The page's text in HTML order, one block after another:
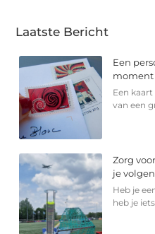
Laatste Bericht
Een
moment
Een
van een
Zorg
je
Heb je
heb je